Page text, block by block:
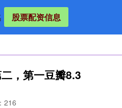
股票配资信息
，第一豆瓣8.3
216